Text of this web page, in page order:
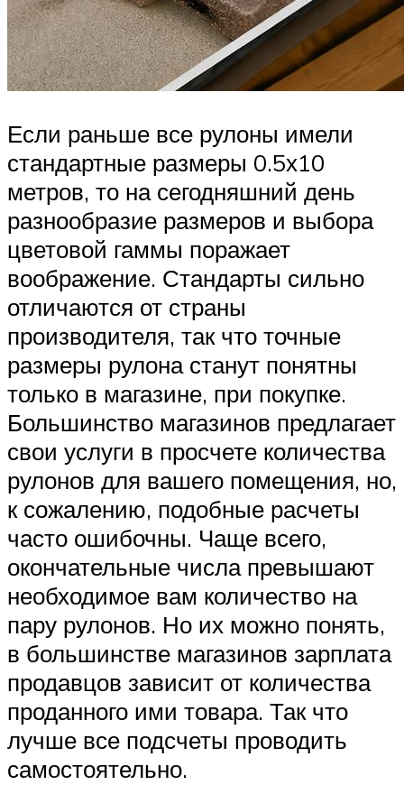
Если раньше все рулоны имели
стандартные размеры 0.5х10
метров, то на сегодняшний день
разнообразие размеров и выбора
цветовой гаммы поражает
воображение. Стандарты сильно
отличаются от страны
производителя, так что точные
размеры рулона станут понятны
только в магазине, при покупке.
Большинство магазинов предлагает
свои услуги в просчете количества
рулонов для вашего помещения, но,
к сожалению, подобные расчеты
часто ошибочны. Чаще всего,
окончательные числа превышают
необходимое вам количество на
пару рулонов. Но их можно понять,
в большинстве магазинов зарплата
продавцов зависит от количества
проданного ими товара. Так что
лучше все подсчеты проводить
самостоятельно.